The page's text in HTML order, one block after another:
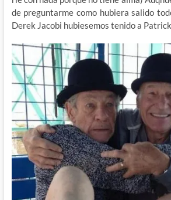
de preguntarme como hubiera salido
Derek Jacobi hubiesemos tenido a